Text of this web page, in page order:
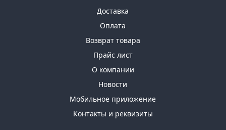
Доставка
Оплата
Возврат товара
Прайс лист
О компании
Новости
Мобильное приложение
Контакты и реквизиты